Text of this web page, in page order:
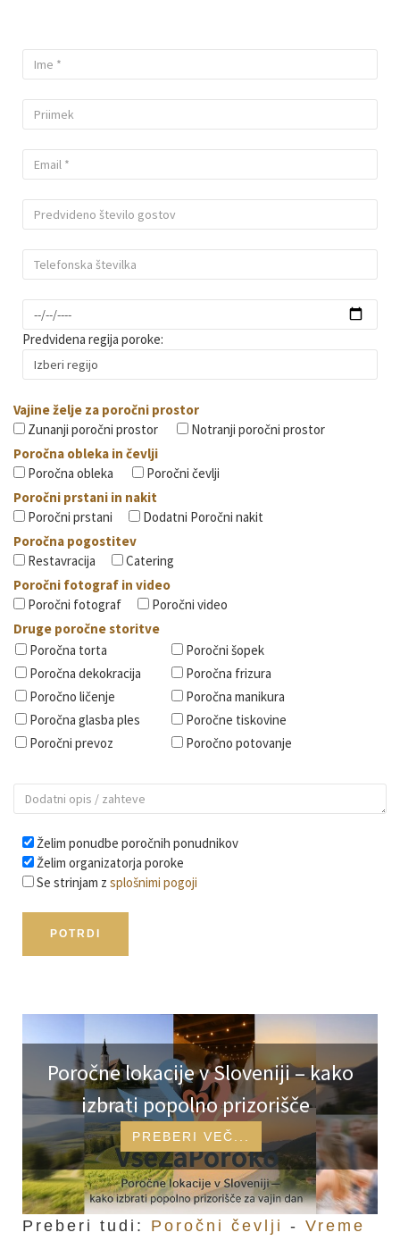
Predvidena regija poroke:
Vajine želje za poročni prostor
Zunanji poročni prostor
Notranji poročni prostor
Poročna obleka in čevlji
Poročna obleka
Poročni čevlji
Poročni prstani in nakit
Poročni prstani
Dodatni Poročni nakit
Poročna pogostitev
Restavracija
Catering
Poročni fotograf in video
Poročni fotograf
Poročni video
Druge poročne storitve
Poročna torta
Poročni šopek
Poročna dekokracija
Poročna frizura
Poročno ličenje
Poročna manikura
Poročna glasba ples
Poročne tiskovine
Poročni prevoz
Poročno potovanje
Želim ponudbe poročnih ponudnikov
Želim organizatorja poroke
Se strinjam z splošnimi pogoji
Izpostavljeni poročni članki in
Poročne lokacije v Sloveniji – kako
izbrati popolno prizorišče
PREBERI VEČ...
Preberi tudi: Poročni čevlji - Vreme